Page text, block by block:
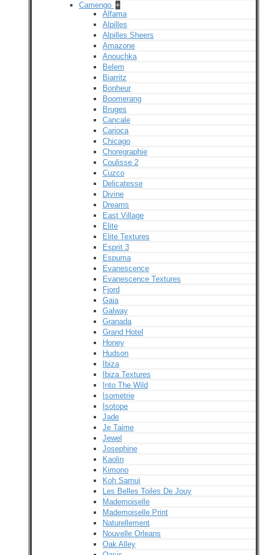
Camengo +
Alfama
Alpilles
Alpilles Sheers
Amazone
Anouchka
Belem
Biarritz
Bonheur
Boomerang
Bruges
Cancale
Carioca
Chicago
Choregraphie
Coulisse 2
Cuzco
Delicatesse
Divine
Dreams
East Village
Elite
Elite Textures
Esprit 3
Espuma
Evanescence
Evanescence Textures
Fjord
Gaia
Galway
Granada
Grand Hotel
Honey
Hudson
Ibiza
Ibiza Textures
Into The Wild
Isometrie
Isotope
Jade
Je Taime
Jewel
Josephine
Kaolin
Kimono
Koh Samui
Les Belles Toiles De Jouy
Mademoiselle
Mademoiselle Print
Naturellement
Nouvelle Orleans
Oak Alley